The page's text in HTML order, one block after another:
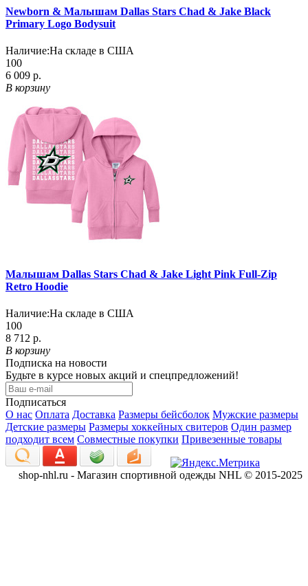
Newborn & Малышам Dallas Stars Chad & Jake Black
Primary Logo Bodysuit
Наличие:На складе в США
100
6 009 р.
В корзину
Малышам Dallas Stars Chad & Jake Light Pink Full-Zip
Retro Hoodie
Наличие:На складе в США
100
8 712 р.
В корзину
Подписка на новости
Будьте в курсе новых акций и спецпредложений!
Подписаться
О нас Оплата Доставка Размеры бейсболок Мужские размеры
Детские размеры Размеры хоккейных свитеров Один размер
подходит всем Совместные покупки Привезенные товары
shop-nhl.ru - Магазин спортивной одежды NHL © 2015-2025